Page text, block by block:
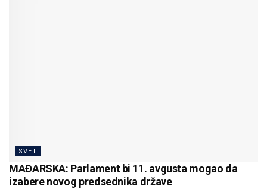
SVET
MAĐARSKA: Parlament bi 11. avgusta mogao da
izabere novog predsednika države